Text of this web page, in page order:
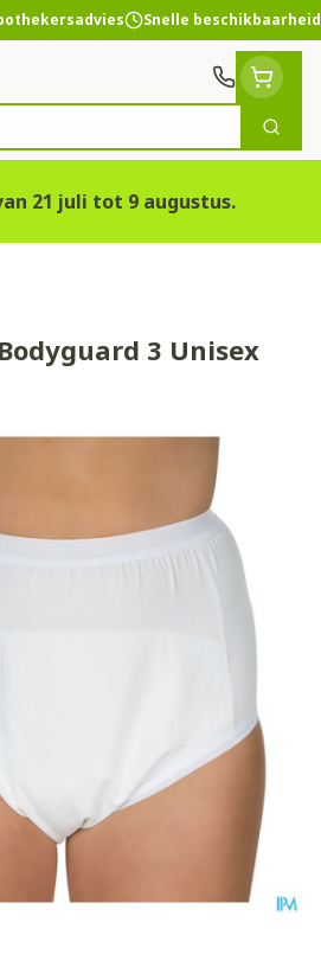
Snelle beschikbaarheid
Zoek
21 juli tot 9 augustus.
3 Unisex